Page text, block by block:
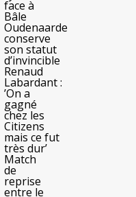
face à
Bâle
Oudenaarde
conserve
son statut
d’invincible
Renaud
Labardant :
’On a
gagné
chez les
Citizens
mais ce fut
très dur’
Match
de
reprise
entre le